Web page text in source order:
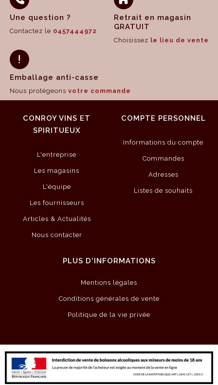
Une question ?
Contactez le 0457444972
Retrait en magasin
GRATUIT
Choisissez le lieu de vente
Emballage anti-casse
Nous protégeons votre commande
CONROY VINS ET
SPIRITUEUX
L'entreprise
Les magasins
L'équipe
Les fournisseurs
Articles & Actualités
Nous contacter
COMPTE PERSONNEL
Informations du compte
Commandes
Adresses
Listes de souhaits
PLUS D'INFORMATIONS
Mentions légales
Conditions générales de vente
Politique de la vie privée